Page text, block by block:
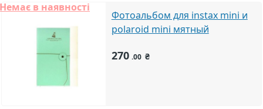
Немає в наявності
Фотоальбом для instax mini и
polaroid mini мятный
270 .00 ₴